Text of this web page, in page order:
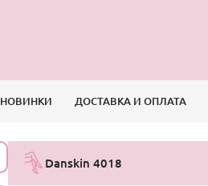
НОВИНКИ ДОСТАВКА И ОПЛАТА
Danskin 4018